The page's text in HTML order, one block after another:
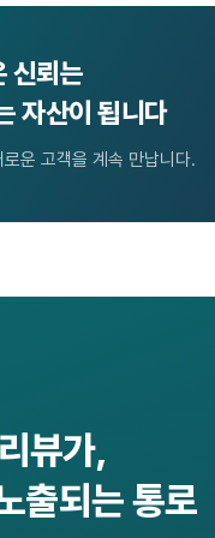
신뢰는
자산이 됩니다
운 고객을 계속 만납니다.
뷰가,
출되는 통로